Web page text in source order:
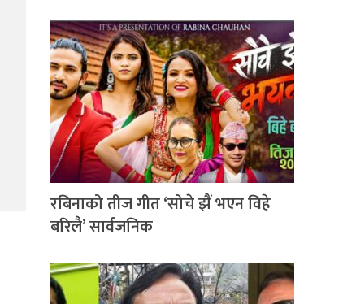
रबिनाको तीज गीत ‘सोचे झैं भएन विहे
बरिलै’ सार्वजनिक